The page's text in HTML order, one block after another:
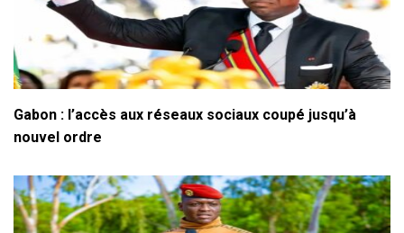
Gabon : l’accès aux réseaux sociaux coupé jusqu’à
nouvel ordre